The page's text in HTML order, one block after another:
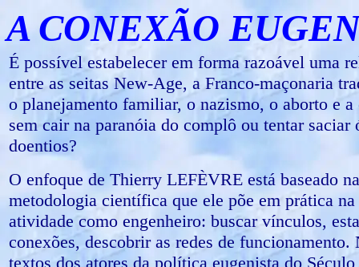
A CONEXÃO
É possível estabelecer em forma razoável uma
entre as seitas New-Age, a Franco-maçonaria
o planejamento familiar, o nazismo, o aborto e a
sem cair na paranóia do complô ou tentar saciar
doentios?
O enfoque de Thierry LEFÈVRE está baseado na
metodologia científica que ele põe em prática na
atividade como engenheiro: buscar vínculos,
conexões, descobrir as redes de funcionamento.
textos dos atores da política eugenista do